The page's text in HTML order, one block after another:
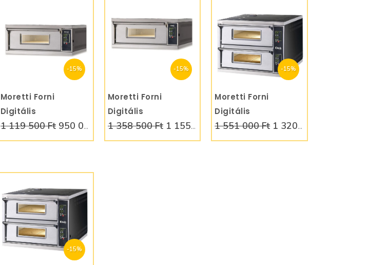
-15%
KOSÁRBA
Moretti Forni
Digitális
pizzakemence 4x36
1 119 500 Ft950 000 Ft
-15%
KOSÁRBA
Moretti Forni
Digitális
pizzakemence 6x32
1 358 500 Ft1 155 000 Ft
-15%
KOSÁRBA
Moretti Forni
Digitális
pizzakemence
4+4x30
1 551 000 Ft1 320 000 Ft
-15%